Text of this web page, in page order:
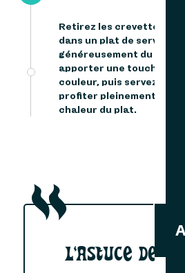
Retirez les crevettes du
dans un plat de service.
généreusement du reste
apporter une touche de
couleur, puis servez
profiter pleinement des
chaleur du plat.
L'ASTUCE DE